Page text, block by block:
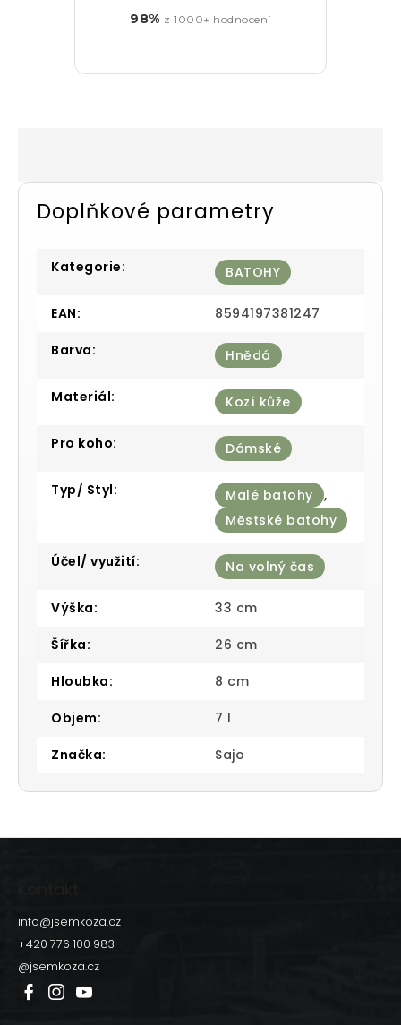
98% z 1000+ hodnocení
Doplňkové parametry
Kategorie: BATOHY
EAN: 8594197381247
Barva: Hnědá
Materiál: Kozí kůže
Pro koho: Dámské
Typ/ Styl: Malé batohy
,
Městské batohy
Účel/ využití: Na volný čas
Výška: 33 cm
Šířka: 26 cm
Hloubka: 8 cm
Objem: 7 l
Značka: Sajo
Z
info@jsemkoza.cz
+420 776 100 983
@jsemkoza.cz